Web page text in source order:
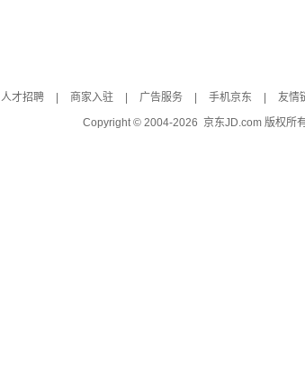
人才招聘 商家入驻 广告服务 手机京东 友情
Copyright © 2004-2026 京东JD.com 版权所